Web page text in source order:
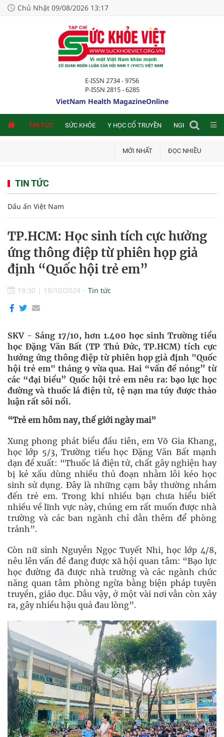
Chủ Nhật 09/08/2026 13:17
E-ISSN 2734 - 9756
P-ISSN 2815 - 6285
VietNam Health MagazineOnline
TIN TỨC SỨC KHỎE Y HỌC CỔ TRUYỀN NGHIÊN CỨU
MỚI NHẤT ĐỌC NHIỀU
TIN TỨC
Dấu ấn Việt Nam
TP.HCM: Học sinh tích cực hưởng
ứng thông điệp từ phiên họp giả
định “Quốc hội trẻ em”
19:30 | 18/10/2024 Tin tức
SKV - Sáng 17/10, hơn 1.400 học sinh Trường tiểu
học Đặng Văn Bất (TP Thủ Đức, TP.HCM) tích cực
hưởng ứng thông điệp từ phiên họp giả định "Quốc
hội trẻ em" tháng 9 vừa qua. Hai “vấn đề nóng” từ
các “đại biểu” Quốc hội trẻ em nêu ra: bạo lực học
đường và thuốc lá điện tử, tệ nạn ma túy được thảo
luận rất sôi nổi.
“Trẻ em hôm nay, thế giới ngày mai”
Xung phong phát biểu đầu tiên, em Võ Gia Khang,
học lớp 5/3, Trường tiểu học Đặng Văn Bất mạnh
dạn đề xuất: “Thuốc lá điện tử, chất gây nghiện hay
bị kẻ xấu dùng nhiều thủ đoạn nhằm lôi kéo học
sinh sử dụng. Đây là những cạm bẫy thường nhắm
đến trẻ em. Trong khi nhiều bạn chưa hiểu biết
nhiều về lĩnh vực này, chúng em rất muốn được nhà
trường và các ban ngành chỉ dẫn thêm để phòng
tránh”.
Còn nữ sinh Nguyễn Ngọc Tuyết Nhi, học lớp 4/8,
nêu lên vấn đề đang được xã hội quan tâm: “Bạo lực
học đường đã được nhà trường và các ngành chức
năng quan tâm phòng ngừa bằng biện pháp tuyên
truyền, giáo dục. Dẫu vậy, ở một vài nơi vẫn còn xảy
ra, gây nhiều hậu quả đau lòng”.